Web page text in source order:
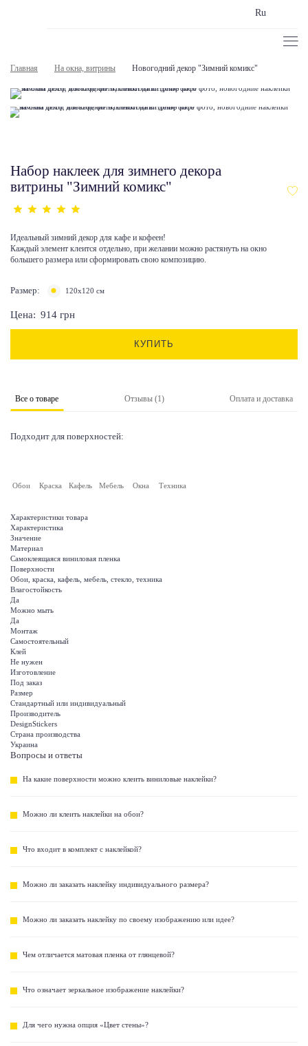
Ru
Главная На окна, витрины Новогодний декор "Зимний комикс"
Набор наклеек для зимнего декора
витрины "Зимний комикс"
Идеальный зимний декор для кафе и кофеен!
Каждый элемент клеится отдельно, при желании можно растянуть на окно
большего размера или сформировать свою композицию.
Размер: 120х120 см
Цена: 914 грн
КУПИТЬ
Все о товаре Отзывы (1) Оплата и доставка
Подходит для поверхностей:
Обои Краска Кафель Мебель Окна Техника
Характеристики товара
Характеристика
Значение
Материал
Самоклеящаяся виниловая пленка
Поверхности
Обои, краска, кафель, мебель, стекло, техника
Влагостойкость
Да
Можно мыть
Да
Монтаж
Самостоятельный
Клей
Не нужен
Изготовление
Под заказ
Размер
Стандартный или индивидуальный
Производитель
DesignStickers
Страна производства
Украина
Вопросы и ответы
На какие поверхности можно клеить виниловые наклейки?
Можно ли клеить наклейки на обои?
Что входит в комплект с наклейкой?
Можно ли заказать наклейку индивидуального размера?
Можно ли заказать наклейку по своему изображению или идее?
Чем отличается матовая пленка от глянцевой?
Что означает зеркальное изображение наклейки?
Для чего нужна опция «Цвет стены»?